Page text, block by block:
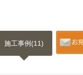
施工事例(11)